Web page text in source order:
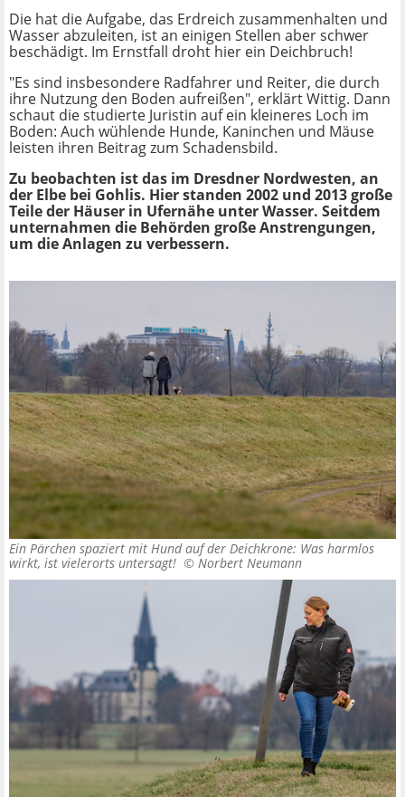
Die hat die Aufgabe, das Erdreich zusammenhalten und
Wasser abzuleiten, ist an einigen Stellen aber schwer
beschädigt. Im Ernstfall droht hier ein Deichbruch!
"Es sind insbesondere Radfahrer und Reiter, die durch
ihre Nutzung den Boden aufreißen", erklärt Wittig. Dann
schaut die studierte Juristin auf ein kleineres Loch im
Boden: Auch wühlende Hunde, Kaninchen und Mäuse
leisten ihren Beitrag zum Schadensbild.
Zu beobachten ist das im Dresdner Nordwesten, an
der Elbe bei Gohlis. Hier standen 2002 und 2013 große
Teile der Häuser in Ufernähe unter Wasser. Seitdem
unternahmen die Behörden große Anstrengungen,
um die Anlagen zu verbessern.
Ein Pärchen spaziert mit Hund auf der Deichkrone: Was harmlos
wirkt, ist vielerorts untersagt! © Norbert Neumann